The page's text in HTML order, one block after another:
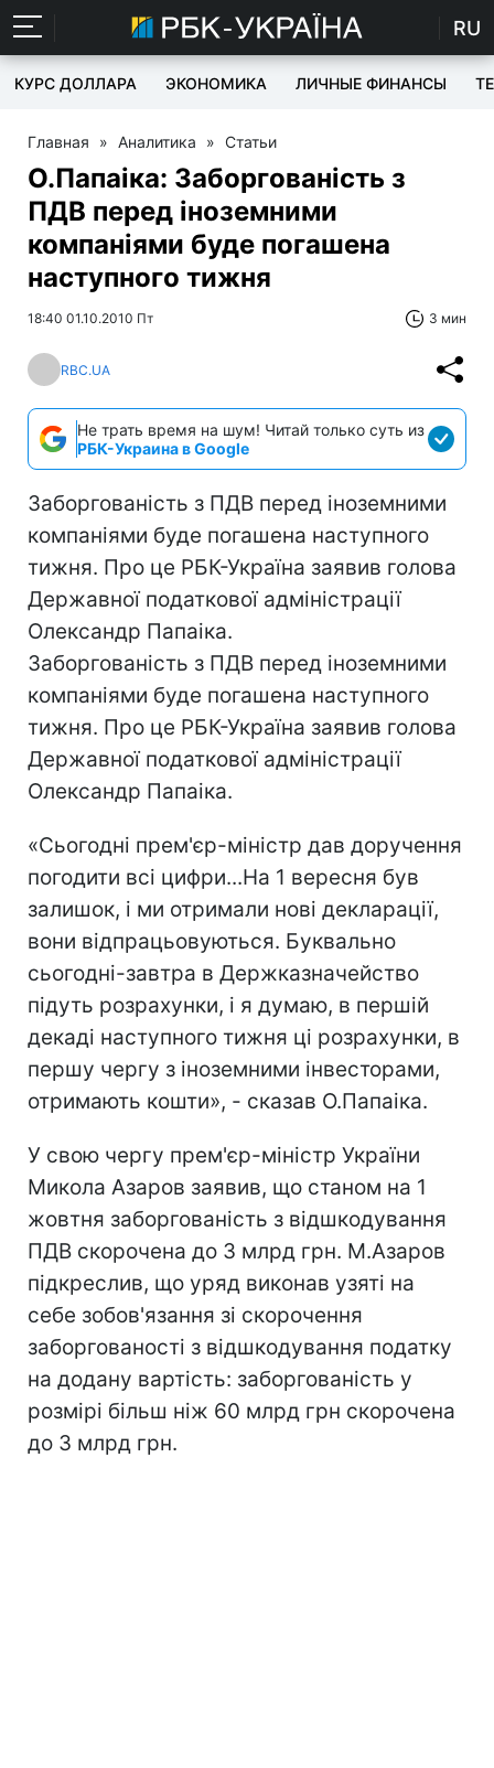
RU
КУРС ДОЛЛАРА ЭКОНОМИКА ЛИЧНЫЕ ФИНАНСЫ
Главная » Аналитика » Статьи
О.Папаіка: Заборгованість з
ПДВ перед іноземними
компаніями буде погашена
наступного тижня
18:40 01.10.2010 Пт 3 мин
RBC.UA
Не трать время на шум! Читай только суть из
РБК-Украина в Google
Заборгованість з ПДВ перед іноземними
компаніями буде погашена наступного
тижня. Про це РБК-Україна заявив голова
Державної податкової адміністрації
Олександр Папаіка.
Заборгованість з ПДВ перед іноземними
компаніями буде погашена наступного
тижня. Про це РБК-Україна заявив голова
Державної податкової адміністрації
Олександр Папаіка.
«Сьогодні прем'єр-міністр дав доручення
погодити всі цифри...На 1 вересня був
залишок, і ми отримали нові декларації,
вони відпрацьовуються. Буквально
сьогодні-завтра в Держказначейство
підуть розрахунки, і я думаю, в першій
декаді наступного тижня ці розрахунки, в
першу чергу з іноземними інвесторами,
отримають кошти», - сказав О.Папаіка.
У свою чергу прем'єр-міністр України
Микола Азаров заявив, що станом на 1
жовтня заборгованість з відшкодування
ПДВ скорочена до 3 млрд грн. М.Азаров
підкреслив, що уряд виконав узяті на
себе зобов'язання зі скорочення
заборгованості з відшкодування податку
на додану вартість: заборгованість у
розмірі більш ніж 60 млрд грн скорочена
до 3 млрд грн.